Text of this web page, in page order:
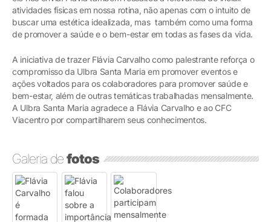
atividades físicas em nossa rotina, não apenas com o intuito de
buscar uma estética idealizada, mas também como uma forma
de promover a saúde e o bem-estar em todas as fases da vida.
A iniciativa de trazer Flávia Carvalho como palestrante reforça o
compromisso da Ulbra Santa Maria em promover eventos e
ações voltados para os colaboradores para promover saúde e
bem-estar, além de outras temáticas trabalhadas mensalmente.
A Ulbra Santa Maria agradece a Flávia Carvalho e ao CFC
Viacentro por compartilharem seus conhecimentos.
Galeria defotos